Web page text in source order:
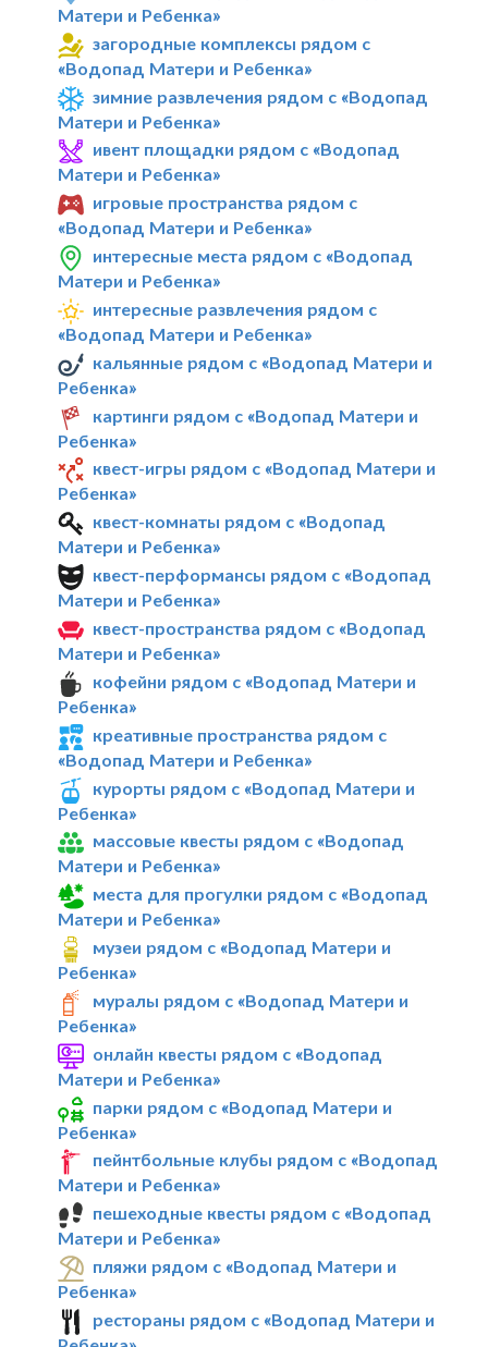
Матери и Ребенка»
загородные комплексы рядом с
«Водопад Матери и Ребенка»
зимние развлечения рядом с «Водопад
Матери и Ребенка»
ивент площадки рядом с «Водопад
Матери и Ребенка»
игровые пространства рядом с
«Водопад Матери и Ребенка»
интересные места рядом с «Водопад
Матери и Ребенка»
интересные развлечения рядом с
«Водопад Матери и Ребенка»
кальянные рядом с «Водопад Матери и
Ребенка»
картинги рядом с «Водопад Матери и
Ребенка»
квест-игры рядом с «Водопад Матери и
Ребенка»
квест-комнаты рядом с «Водопад
Матери и Ребенка»
квест-перформансы рядом с «Водопад
Матери и Ребенка»
квест-пространства рядом с «Водопад
Матери и Ребенка»
кофейни рядом с «Водопад Матери и
Ребенка»
креативные пространства рядом с
«Водопад Матери и Ребенка»
курорты рядом с «Водопад Матери и
Ребенка»
массовые квесты рядом с «Водопад
Матери и Ребенка»
места для прогулки рядом с «Водопад
Матери и Ребенка»
музеи рядом с «Водопад Матери и
Ребенка»
муралы рядом с «Водопад Матери и
Ребенка»
онлайн квесты рядом с «Водопад
Матери и Ребенка»
парки рядом с «Водопад Матери и
Ребенка»
пейнтбольные клубы рядом с «Водопад
Матери и Ребенка»
пешеходные квесты рядом с «Водопад
Матери и Ребенка»
пляжи рядом с «Водопад Матери и
Ребенка»
рестораны рядом с «Водопад Матери и